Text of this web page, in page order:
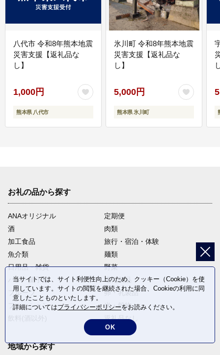
八代市 令和8年熊本地震
災害支援【返礼品な
し】
1,000円
熊本県 八代市
氷川町 令和8年熊本地震
災害支援【返礼品な
し】
5,000円
熊本県 氷川町
お礼の品から探す
ANAオリジナル
定期便
酒
肉類
加工食品
旅行・宿泊・体験
魚介類
麺類
日用品・雑貨
野菜
パン・菓子類
電化製品
フルーツ
卵・乳製品
ファッション
米・穀物
返礼品なし
地域から探す
当サイトでは、サイト利便性向上のため、クッキー（Cookie）を使
用しています。サイトの閲覧を継続された場合、Cookieの利用に同
意したことものといたします。
詳細についてはプライバシーポリシーをお読みください。
OK